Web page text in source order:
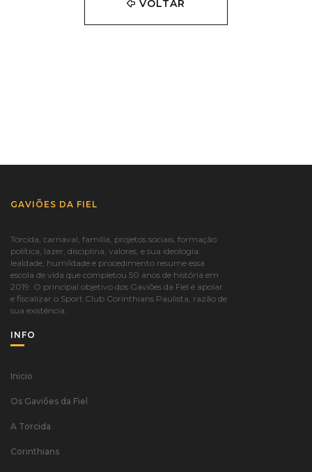
VOLTAR
GAVIÕES DA FIEL
Torcida, carnaval, família, projetos sociais, formação
política, lazer, disciplina, valores, e sua ideologia:
lealdade, humildade e procedimento resume essa
escola de vida que completou 50 anos de história em
2019. O principal objetivo dos Gaviões da Fiel é apoiar
e fiscalizar o Sport Club Corinthians Paulista, razão de
sua existência.
INFO
Inicio
Os Gaviões da Fiel
A Torcida
Corinthians